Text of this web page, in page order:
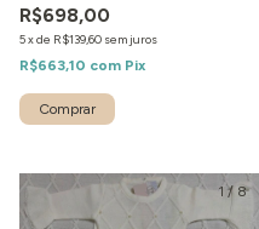
R$698,00
5xde R$139,60 sem juros
R$663,10 com Pix
Comprar
1 / 8